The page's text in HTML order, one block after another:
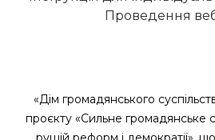
Проведення
«Дім громадянського
проєкту «Сильне громадянське